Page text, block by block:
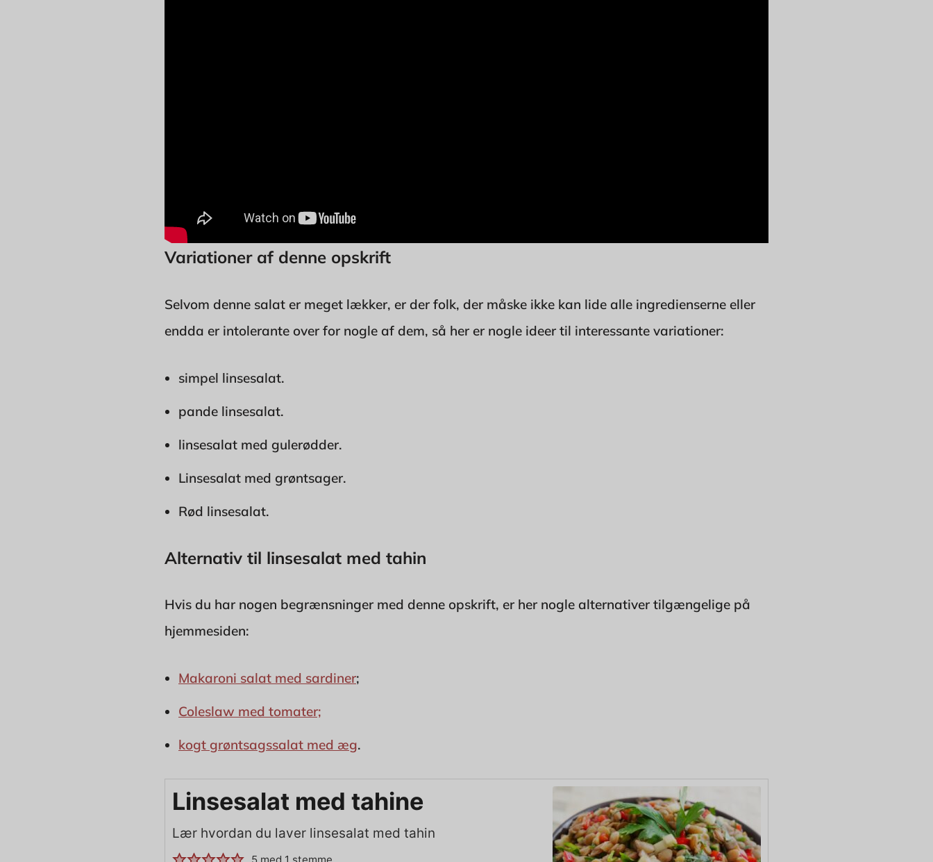
Variationer af denne opskrift
Selvom denne salat er meget lækker, er der folk, der måske ikke kan lide alle ingredienserne eller
endda er intolerante over for nogle af dem, så her er nogle ideer til interessante variationer:
simpel linsesalat.
pande linsesalat.
linsesalat med gulerødder.
Linsesalat med grøntsager.
Rød linsesalat.
Alternativ til linsesalat med tahin
Hvis du har nogen begrænsninger med denne opskrift, er her nogle alternativer tilgængelige på
hjemmesiden:
Makaroni salat med sardiner;
Coleslaw med tomater;
kogt grøntsagssalat med æg.
Linsesalat med tahine
Lær hvordan du laver linsesalat med tahin